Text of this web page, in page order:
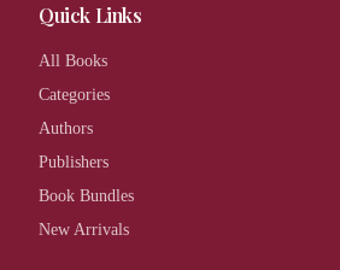
Quick Links
All Books
Categories
Authors
Publishers
Book Bundles
New Arrivals